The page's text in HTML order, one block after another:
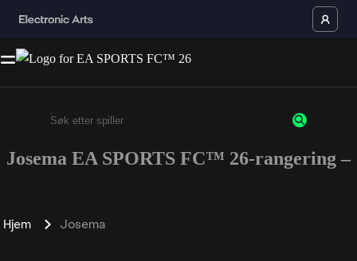
Enter a minimum of 3 characters or numbers
Josema EA SPORTS FC™ 26-rangering –
Hjem Josema